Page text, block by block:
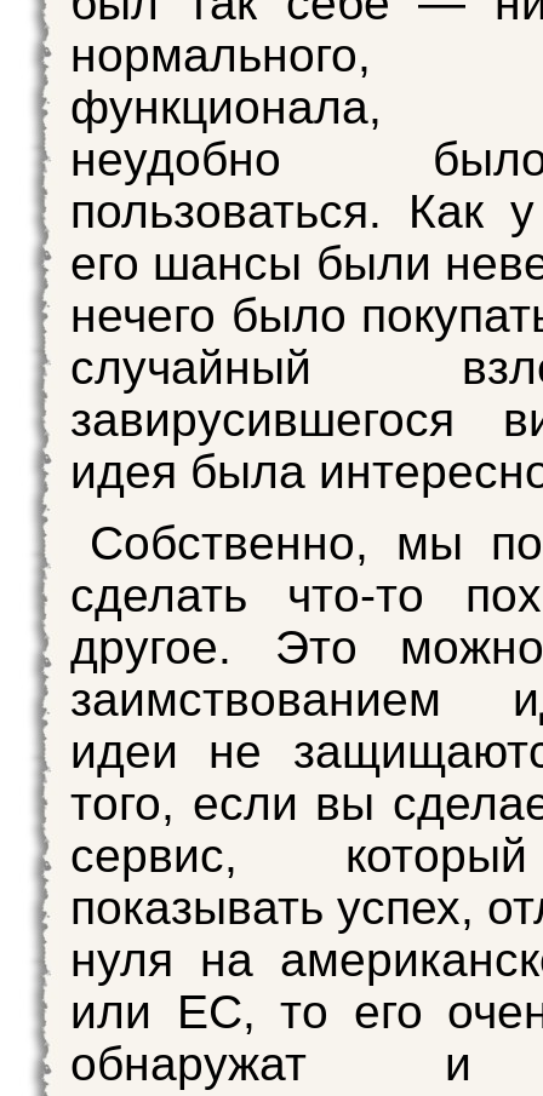
функционала,
неудобно
пользоваться. Как
его шансы были
нечего было
случайный
завирусившегося
идея была
Собственно, мы
сделать что-то
другое. Это
заимствованием
идеи не
того, если вы
сервис,
показывать успех,
нуля на
или ЕС, то его
обнаружат и